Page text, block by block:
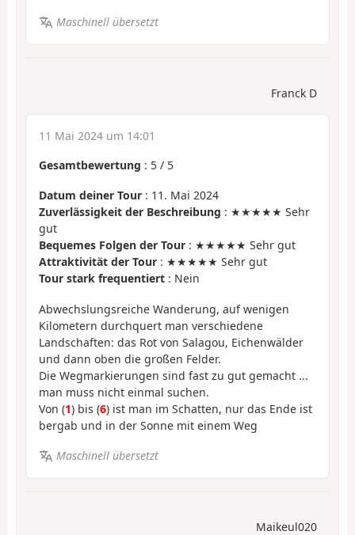
Maschinell übersetzt
Franck D
11 Mai 2024 um 14:01
Gesamtbewertung : 5 / 5
Datum deiner Tour : 11. Mai 2024
Zuverlässigkeit der Beschreibung : ★★★★★ Sehr
gut
Bequemes Folgen der Tour : ★★★★★ Sehr gut
Attraktivität der Tour : ★★★★★ Sehr gut
Tour stark frequentiert : Nein
Abwechslungsreiche Wanderung, auf wenigen
Kilometern durchquert man verschiedene
Landschaften: das Rot von Salagou, Eichenwälder
und dann oben die großen Felder.
Die Wegmarkierungen sind fast zu gut gemacht ...
man muss nicht einmal suchen.
Von (1) bis (6) ist man im Schatten, nur das Ende ist
bergab und in der Sonne mit einem Weg
Maschinell übersetzt
Maikeul020